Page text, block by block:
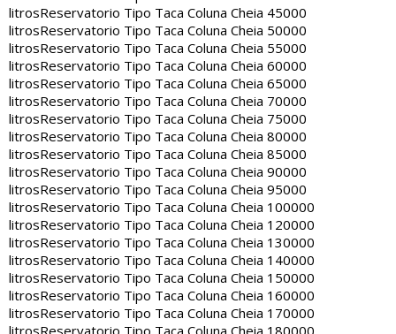
litrosReservatorio Tipo Taca Coluna Cheia 45000
litrosReservatorio Tipo Taca Coluna Cheia 50000
litrosReservatorio Tipo Taca Coluna Cheia 55000
litrosReservatorio Tipo Taca Coluna Cheia 60000
litrosReservatorio Tipo Taca Coluna Cheia 65000
litrosReservatorio Tipo Taca Coluna Cheia 70000
litrosReservatorio Tipo Taca Coluna Cheia 75000
litrosReservatorio Tipo Taca Coluna Cheia 80000
litrosReservatorio Tipo Taca Coluna Cheia 85000
litrosReservatorio Tipo Taca Coluna Cheia 90000
litrosReservatorio Tipo Taca Coluna Cheia 95000
litrosReservatorio Tipo Taca Coluna Cheia 100000
litrosReservatorio Tipo Taca Coluna Cheia 120000
litrosReservatorio Tipo Taca Coluna Cheia 130000
litrosReservatorio Tipo Taca Coluna Cheia 140000
litrosReservatorio Tipo Taca Coluna Cheia 150000
litrosReservatorio Tipo Taca Coluna Cheia 160000
litrosReservatorio Tipo Taca Coluna Cheia 170000